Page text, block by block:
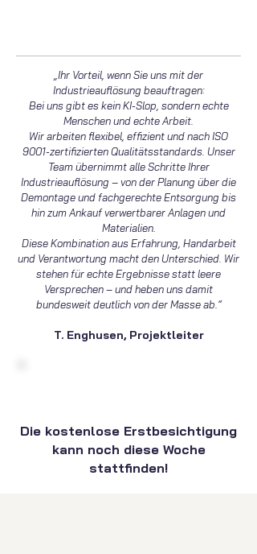
„Ihr Vorteil, wenn Sie uns mit der
Industrieauflösung beauftragen:
Bei uns gibt es kein KI-Slop, sondern echte
Menschen und echte Arbeit.
Wir arbeiten flexibel, effizient und nach ISO
9001-zertifizierten Qualitätsstandards. Unser
Team übernimmt alle Schritte Ihrer
Industrieauflösung – von der Planung über die
Demontage und fachgerechte Entsorgung bis
hin zum Ankauf verwertbarer Anlagen und
Materialien.
Diese Kombination aus Erfahrung, Handarbeit
und Verantwortung macht den Unterschied. Wir
stehen für echte Ergebnisse statt leere
Versprechen – und heben uns damit
bundesweit deutlich von der Masse ab.“
T. Enghusen, Projektleiter
Die kostenlose Erstbesichtigung
kann noch diese Woche
stattfinden!